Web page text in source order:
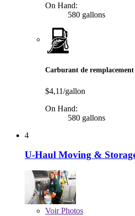
On Hand:
580 gallons
Carburant de remplacement
$4,11/gallon
On Hand:
580 gallons
4
U-Haul Moving &
VoirPhotos